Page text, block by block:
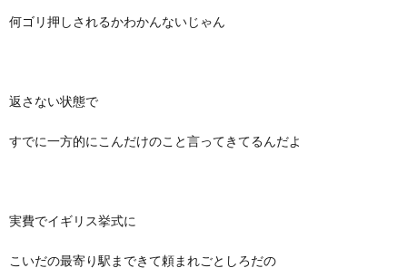
何ゴリ押しされるかわかんないじゃん
返さない状態で
すでに一方的にこんだけのこと言ってきてるんだよ
実費でイギリス挙式に
こいだの最寄り駅まできて頼まれごとしろだの